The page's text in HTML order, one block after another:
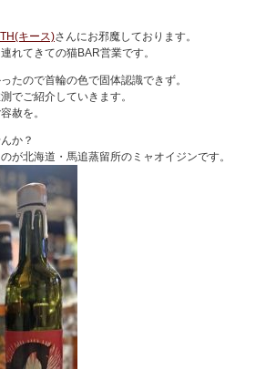
キース)さんにお邪魔しております。
れてきての猫BAR営業です。
たので首輪の色で固体認識できず。
でご紹介していきます。
赦を。
か？
が北海道・馬追蒸留所のミャオイジンです。